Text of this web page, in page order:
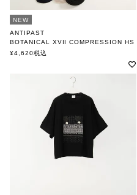
NEW
ANTIPAST
BOTANICAL XVII COMPRESSION HS
アンティパスト
¥4,620税込